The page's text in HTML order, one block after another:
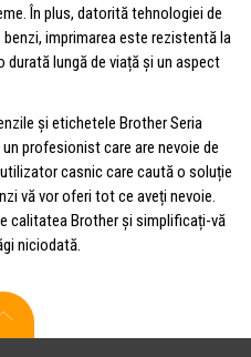
În plus, datorită tehnologiei de
imprimarea este rezistentă la
durată lungă de viață și un aspect
și etichetele Brother Seria
profesionist care are nevoie de
casnic care caută o soluție
vă vor oferi tot ce aveți nevoie.
calitatea Brother și simplificați-vă
niciodată.